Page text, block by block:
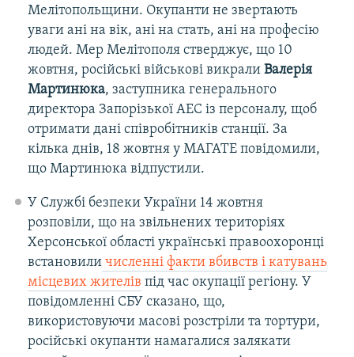
Мелітопольщини. Окупанти не звертають
уваги ані на вік, ані на стать, ані на професію
людей. Мер Мелітополя стверджує, що 10
жовтня, російські військові викрали Валерія
Мартинюка, заступника генерального
директора Запорізької АЕС із персоналу, щоб
отримати дані співробітників станції. За
кілька днів, 18 жовтня у МАГАТЕ повідомили,
що Мартинюка відпустили.
У Службі безпеки України 14 жовтня
розповіли, що на звільнених територіях
Херсонської області українські правоохоронці
встановиличисленні факти вбивств і катувань
місцевих жителів під час окупації регіону. У
повідомленні СБУ сказано, що,
використовуючи масові розстріли та тортури,
російські окупанти намагалися залякати